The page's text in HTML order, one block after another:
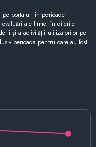
portaluri în perioade
ale firmei în diferite
și a activității utilizatorilor pe
perioada pentru care au fost